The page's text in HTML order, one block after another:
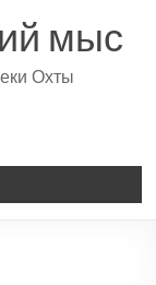
мыс
Охты